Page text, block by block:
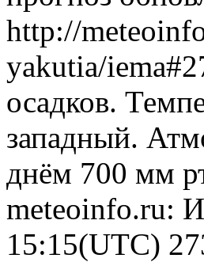
http://
yakutia/
осадков.
западный.
днём 700 мм
meteoinfo.ru:
15:15(UTC)